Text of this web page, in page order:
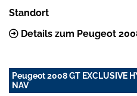
Standort
Details zum Peugeot
Peugeot 2008 GT EXCLUSIVE
NAV